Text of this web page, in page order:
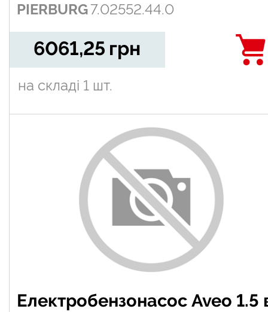
PIERBURG7.02552.44.0
6061,25 грн
на складі 1 шт.
Електробензонасос Aveo 1.5 в